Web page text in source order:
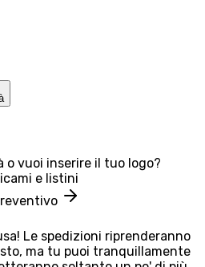
vuoi inserire il tuo logo?
e listini
Le spedizioni riprenderanno
ma tu puoi tranquillamente